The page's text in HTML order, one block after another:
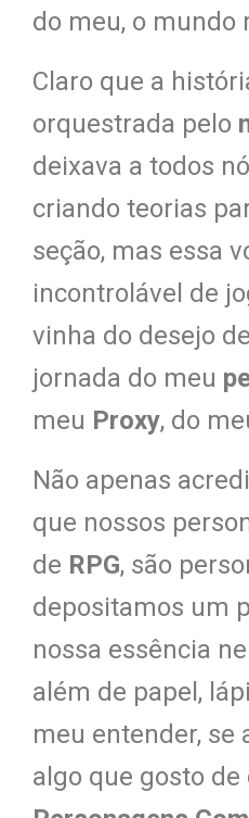
do meu, o mundo
Claro que a
orquestrada pelo
deixava a todos
criando teorias
seção, mas essa
incontrolável de
vinha do desejo
jornada do meu
meu Proxy, do
Não apenas
que nossos
de RPG, são
depositamos um
nossa essência
além de papel,
meu entender, se
algo que gosto